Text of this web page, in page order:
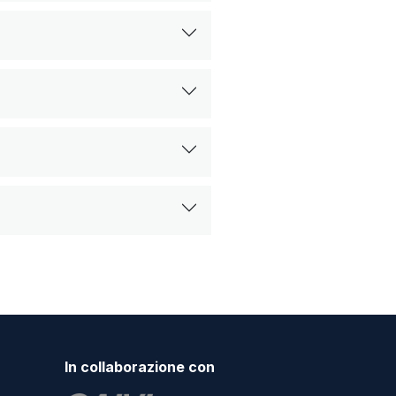
In collaborazione con